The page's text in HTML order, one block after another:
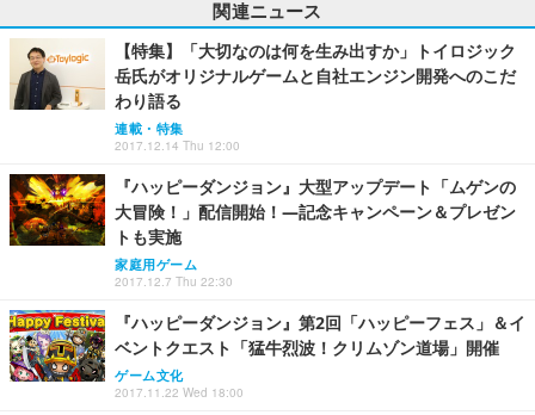
関連ニュース
【特集】「大切なのは何を生み出すか」トイロジック
岳氏がオリジナルゲームと自社エンジン開発へのこだ
わり語る
連載・特集
2017.12.14 Thu 12:00
『ハッピーダンジョン』大型アップデート「ムゲンの
大冒険！」配信開始！―記念キャンペーン＆プレゼン
トも実施
家庭用ゲーム
2017.12.7 Thu 22:30
『ハッピーダンジョン』第2回「ハッピーフェス」＆イ
ベントクエスト「猛牛烈波！クリムゾン道場」開催
ゲーム文化
2017.11.22 Wed 18:00